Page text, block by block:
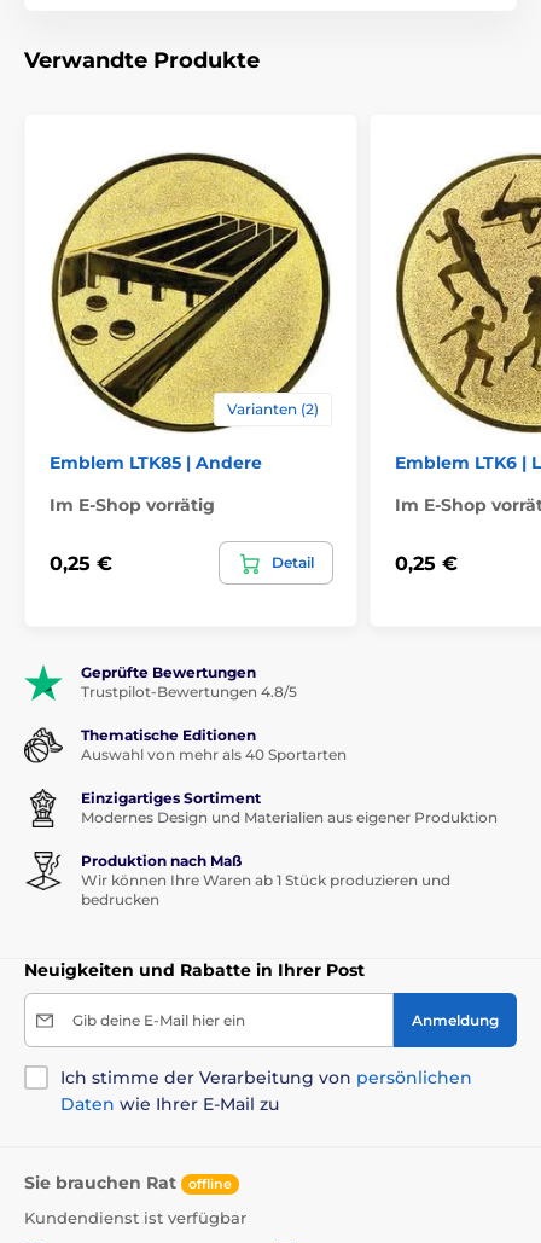
Verwandte Produkte
Varianten (2)
Emblem LTK85 | Andere
Im E-Shop vorrätig
0,25 € Detail
Emblem LTK6 |
Im E-Shop
0,25 €
Geprüfte Bewertungen
Trustpilot-Bewertungen 4.8/5
Thematische Editionen
Auswahl von mehr als 40 Sportarten
Einzigartiges Sortiment
Modernes Design und Materialien aus eigener Produktion
Produktion nach Maß
Wir können Ihre Waren ab 1 Stück produzieren und
bedrucken
Neuigkeiten und Rabatte in Ihrer Post
Gib deine E-Mail hier ein Anmeldung
Ich stimme der Verarbeitung von persönlichen
Daten wie Ihrer E-Mail zu
Sie brauchen Rat offline
Kundendienst ist verfügbar